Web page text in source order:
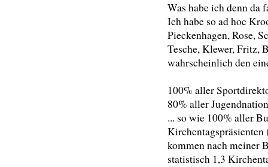
Was habe ich denn da
Ich habe so ad hoc
Pieckenhagen, Rose,
Tesche, Klewer, Fritz,
wahrscheinlich den
100% aller
80% aller
... so wie 100% aller
kommen nach meiner
statistisch 1,3